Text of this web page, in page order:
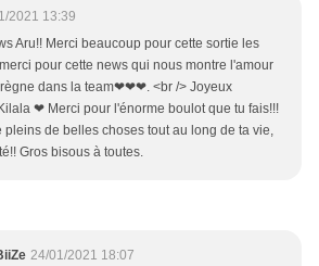
2021 13:39
Aru!! Merci beaucoup pour cette sortie les
pour cette news qui nous montre l'amour
dans la team❤❤❤. <br /> Joyeux
❤ Merci pour l'énorme boulot que tu fais!!!
pleins de belles choses tout au long de ta vie,
Gros bisous à toutes.
24/01/2021 18:07